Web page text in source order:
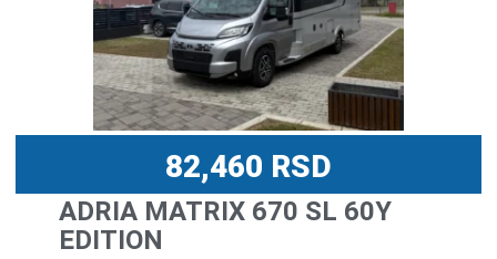
82,460 RSD
ADRIA MATRIX 670 SL 60Y
EDITION